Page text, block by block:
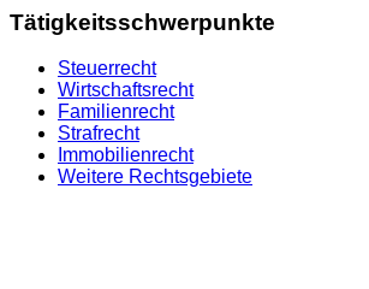
Tätigkeitsschwerpunkte
Steuerrecht
Wirtschaftsrecht
Familienrecht
Strafrecht
Immobilienrecht
Weitere Rechtsgebiete